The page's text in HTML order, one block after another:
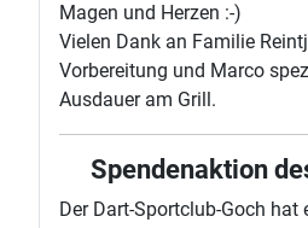
Magen und Herzen :-)
Vielen Dank an Familie
Vorbereitung und Marco
Ausdauer am Grill.
Spendenaktion
Der Dart-Sportclub-Goch hat